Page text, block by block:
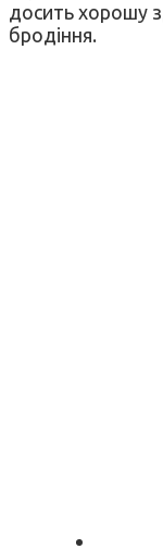
досить хорошу
бродіння.